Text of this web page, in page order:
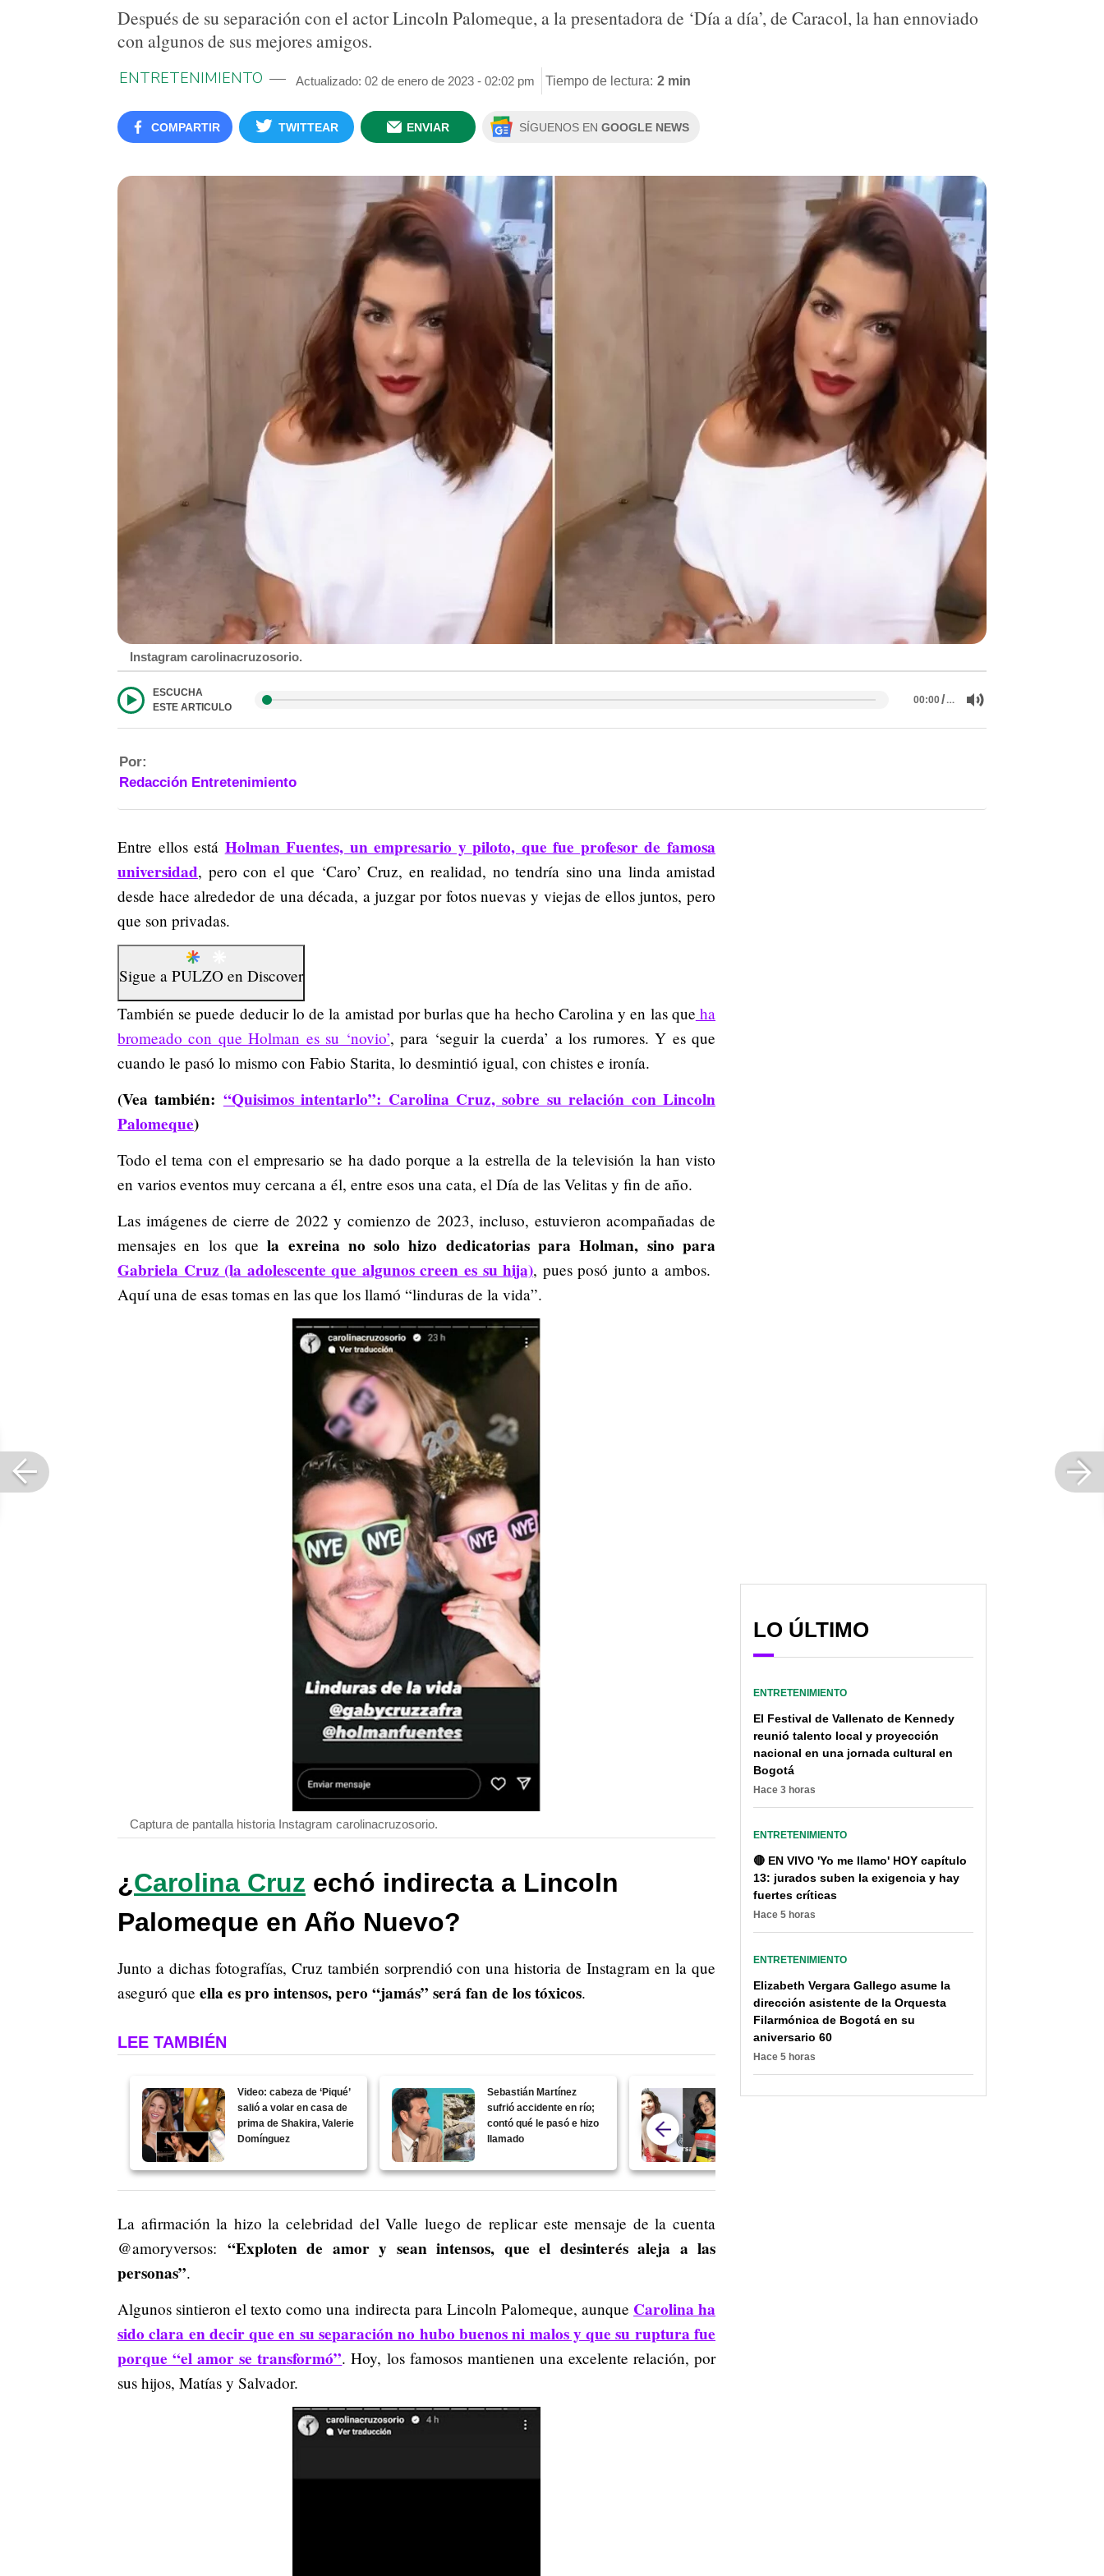
Después de su separación con el actor Lincoln Palomeque, a la presentadora de ‘Día a día’, de Caracol, la han ennoviado
con algunos de sus mejores amigos.
ENTRETENIMIENTO Actualizado: 02 de enero de 2023 - 02:02 pm Tiempo de lectura: 2 min
COMPARTIR TWITTEAR ENVIAR SÍGUENOS EN GOOGLE NEWS
Instagram carolinacruzosorio.
ESCUCHA
ESTE ARTICULO
00:00/…
Por:
Redacción Entretenimiento
Entre ellos está Holman Fuentes, un empresario y piloto, que fue profesor de famosa
universidad, pero con el que ‘Caro’ Cruz, en realidad, no tendría sino una linda amistad
desde hace alrededor de una década, a juzgar por fotos nuevas y viejas de ellos juntos, pero
que son privadas.
Sigue a PULZO en Discover
También se puede deducir lo de la amistad por burlas que ha hecho Carolina y en las que ha
bromeado con que Holman es su ‘novio’, para ‘seguir la cuerda’ a los rumores. Y es que
cuando le pasó lo mismo con Fabio Starita, lo desmintió igual, con chistes e ironía.
(Vea también: “Quisimos intentarlo”: Carolina Cruz, sobre su relación con Lincoln
Palomeque)
Todo el tema con el empresario se ha dado porque a la estrella de la televisión la han visto
en varios eventos muy cercana a él, entre esos una cata, el Día de las Velitas y fin de año.
Las imágenes de cierre de 2022 y comienzo de 2023, incluso, estuvieron acompañadas de
mensajes en los que la exreina no solo hizo dedicatorias para Holman, sino para
Gabriela Cruz (la adolescente que algunos creen es su hija), pues posó junto a ambos.
Aquí una de esas tomas en las que los llamó “linduras de la vida”.
Captura de pantalla historia Instagram carolinacruzosorio.
¿Carolina Cruz echó indirecta a Lincoln
Palomeque en Año Nuevo?
Junto a dichas fotografías, Cruz también sorprendió con una historia de Instagram en la que
aseguró que ella es pro intensos, pero “jamás” será fan de los tóxicos.
LEE TAMBIÉN
Video: cabeza de ‘Piqué’
salió a volar en casa de
prima de Shakira, Valerie
Domínguez
Sebastián Martínez
sufrió accidente en río;
contó qué le pasó e hizo
llamado
La afirmación la hizo la celebridad del Valle luego de replicar este mensaje de la cuenta
@amoryversos: “Exploten de amor y sean intensos, que el desinterés aleja a las
personas”.
Algunos sintieron el texto como una indirecta para Lincoln Palomeque, aunque Carolina ha
sido clara en decir que en su separación no hubo buenos ni malos y que su ruptura fue
porque “el amor se transformó”. Hoy, los famosos mantienen una excelente relación, por
sus hijos, Matías y Salvador.
LO ÚLTIMO
ENTRETENIMIENTO
El Festival de Vallenato de Kennedy
reunió talento local y proyección
nacional en una jornada cultural en
Bogotá
Hace 3 horas
ENTRETENIMIENTO
🔴 EN VIVO 'Yo me llamo' HOY capítulo
13: jurados suben la exigencia y hay
fuertes críticas
Hace 5 horas
ENTRETENIMIENTO
Elizabeth Vergara Gallego asume la
dirección asistente de la Orquesta
Filarmónica de Bogotá en su
aniversario 60
Hace 5 horas